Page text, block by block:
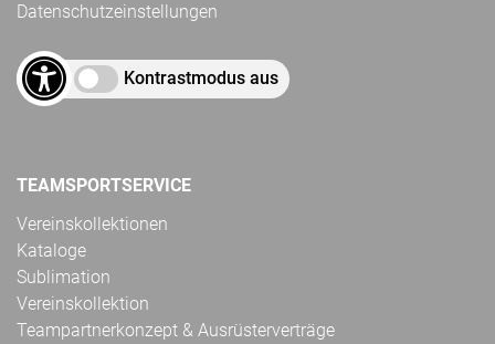
Datenschutzeinstellungen
Kontrastmodus aus
TEAMSPORTSERVICE
Vereinskollektionen
Kataloge
Sublimation
Vereinskollektion
Teampartnerkonzept & Ausrüsterverträge